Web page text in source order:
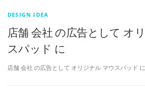
DESIGN IDEA
店舗 会社 の広告として オ
スパッド に
店舗 会社 の広告として オリジナル マウスパッ